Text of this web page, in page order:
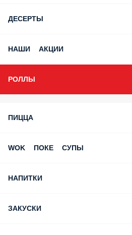
ДЕСЕРТЫ
НАШИ АКЦИИ
РОЛЛЫ
ПИЦЦА
WOK ПОКЕ СУПЫ
НАПИТКИ
ЗАКУСКИ